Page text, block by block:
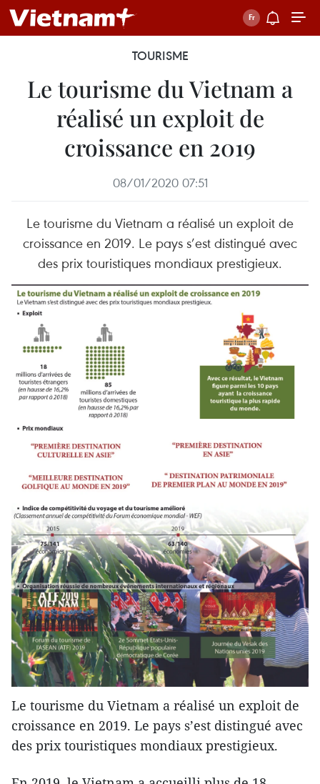
TOURISME
Le tourisme du Vietnam a
réalisé un exploit de
croissance en 2019
08/01/2020 07:51
Le tourisme du Vietnam a réalisé un exploit de
croissance en 2019. Le pays s’est distingué avec
des prix touristiques mondiaux prestigieux.
Le tourisme du Vietnam a réalisé un exploit de
croissance en 2019. Le pays s’est distingué avec
des prix touristiques mondiaux prestigieux.